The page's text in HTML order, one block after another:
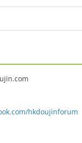
hkdoujinforum